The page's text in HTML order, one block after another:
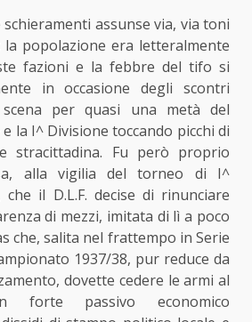
assunse via, via toni
la popolazione era letteralmente
fazioni e la febbre del tifo si
in occasione degli scontri
per quasi una metà del
la I^ Divisione toccando picchi di
stracittadina. Fu però proprio
alla vigilia del torneo di I^
che il D.L.F. decise di rinunciare
di mezzi, imitata di lì a poco
che, salita nel frattempo in Serie
1937/38, pur reduce da
dovette cedere le armi al
forte passivo economico